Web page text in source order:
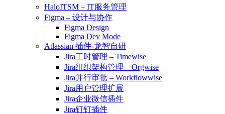
HaloITSM – IT服务管理
Figma – 设计与协作
Figma Design
Figma Dev Mode
Atlassian 插件-龙智自研
Jira工时管理 – Timewise
Jira组织架构管理 – Orgwise
Jira并行审批 – Workflowwise
Jira用户管理扩展
Jira企业微信插件
Jira钉钉插件